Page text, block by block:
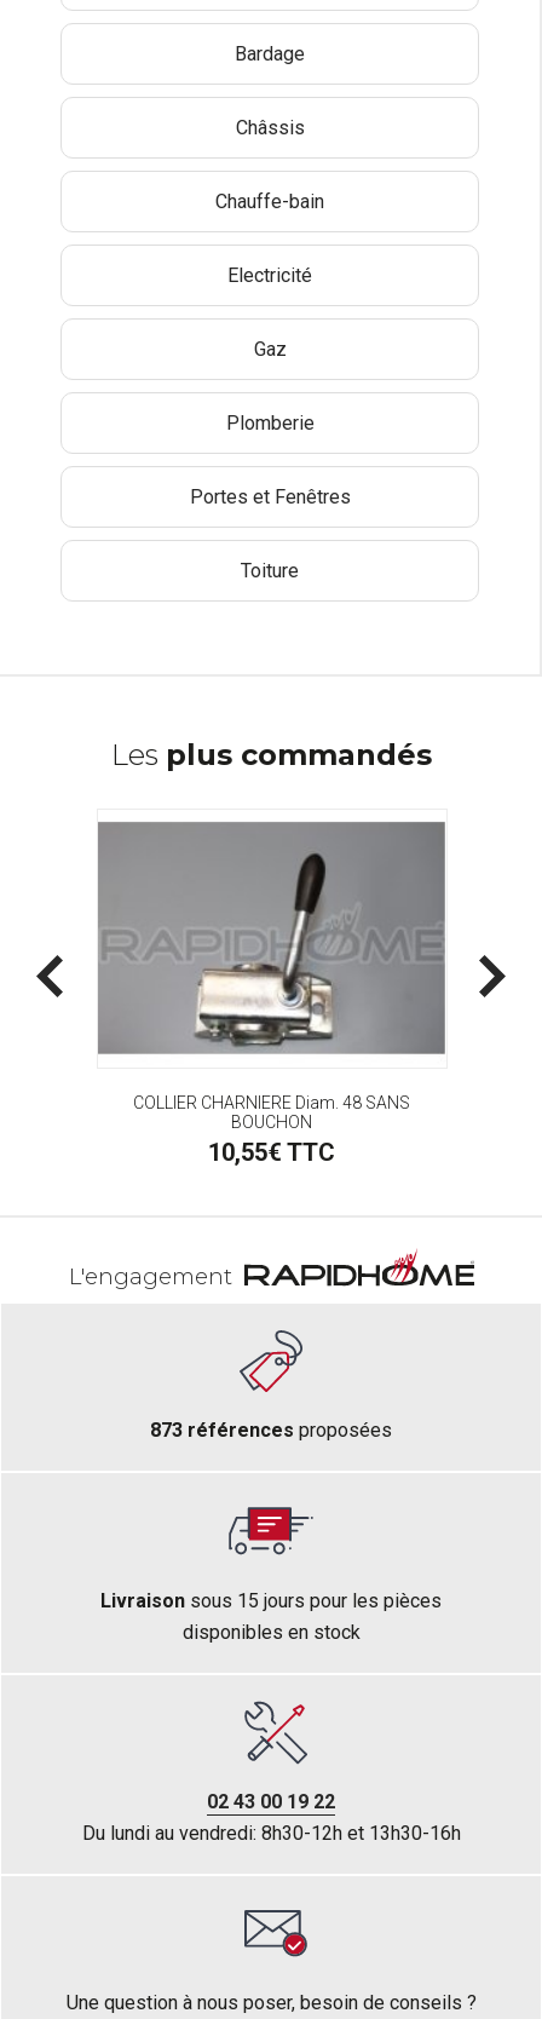
Bardage
Châssis
Chauffe-bain
Electricité
Gaz
Plomberie
Portes et Fenêtres
Toiture
Les plus commandés
COLLIER CHARNIERE Diam. 48 SANS
BOUCHON
10,55€ TTC
L'engagement
873 références proposées
Livraison sous 15 jours pour les pièces
disponibles en stock
02 43 00 19 22
Du lundi au vendredi: 8h30-12h et 13h30-16h
Une question à nous poser, besoin de conseils ?